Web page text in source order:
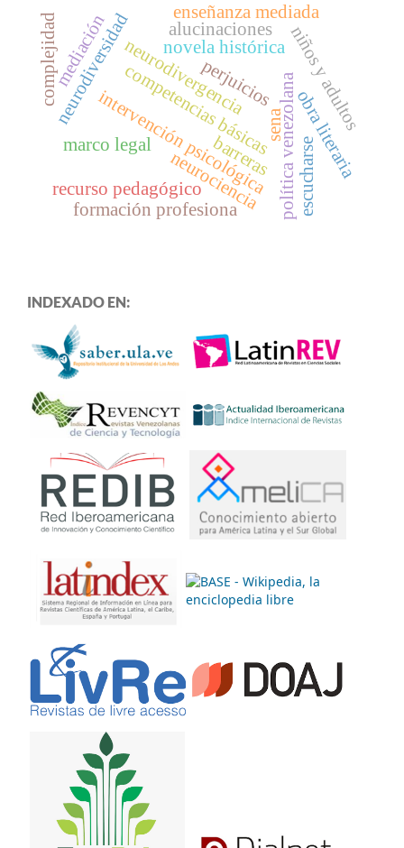
intervención psicológicapolítica venezolana
neurodivergencia
neurodiversidadcompetencias básicas
neurociencia
mediación
recurso pedagógico
novela histórica
obra literaria
complejidad
formación profesiona
sena niños y adultos
enseñanza mediada
alucinaciones
marco legal barreras escucharse
perjuicios
INDEXADO EN: